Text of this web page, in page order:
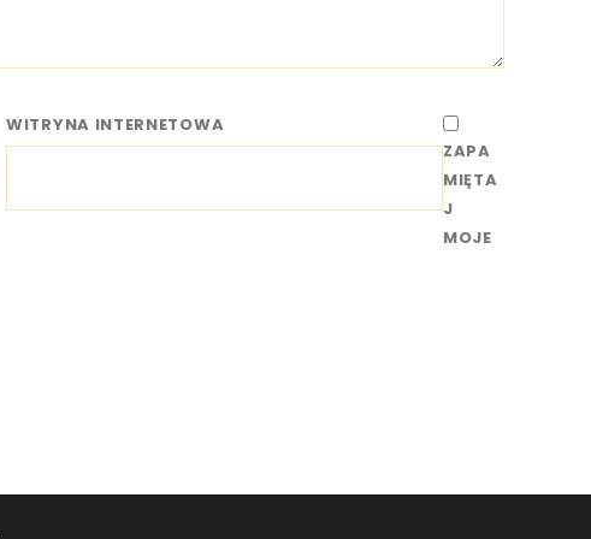
WITRYNA INTERNETOWA
ZAPA
MIĘTA
J
MOJE